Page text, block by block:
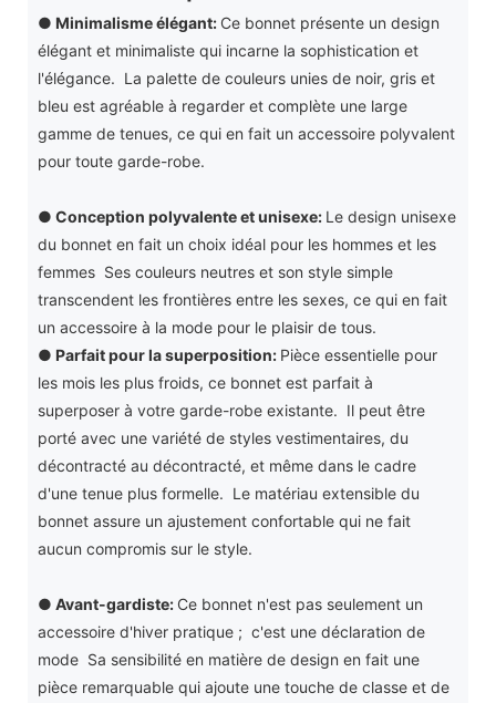
● Minimalisme élégant: Ce bonnet présente un design
élégant et minimaliste qui incarne la sophistication et
l'élégance. La palette de couleurs unies de noir, gris et
bleu est agréable à regarder et complète une large
gamme de tenues, ce qui en fait un accessoire polyvalent
pour toute garde-robe.
● Conception polyvalente et unisexe: Le design unisexe
du bonnet en fait un choix idéal pour les hommes et les
femmes Ses couleurs neutres et son style simple
transcendent les frontières entre les sexes, ce qui en fait
un accessoire à la mode pour le plaisir de tous.
● Parfait pour la superposition: Pièce essentielle pour
les mois les plus froids, ce bonnet est parfait à
superposer à votre garde-robe existante. Il peut être
porté avec une variété de styles vestimentaires, du
décontracté au décontracté, et même dans le cadre
d'une tenue plus formelle. Le matériau extensible du
bonnet assure un ajustement confortable qui ne fait
aucun compromis sur le style.
● Avant-gardiste: Ce bonnet n'est pas seulement un
accessoire d'hiver pratique ; c'est une déclaration de
mode Sa sensibilité en matière de design en fait une
pièce remarquable qui ajoute une touche de classe et de